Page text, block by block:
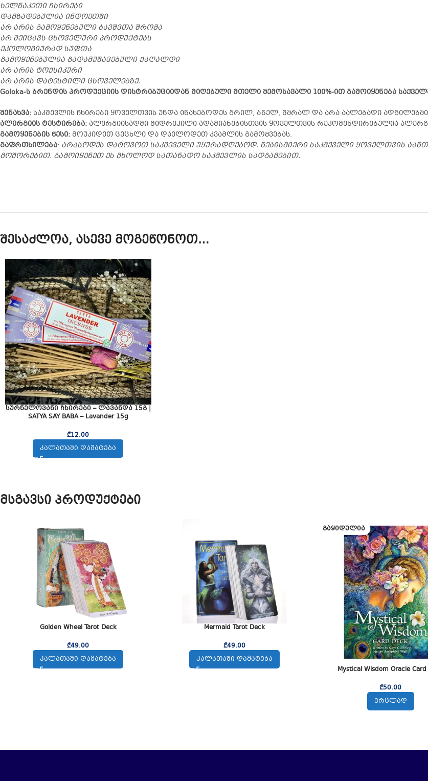
ხელნაკეთი ჩხირები
დამზადებულია ინდოეთში
არ არის გამოყენებული ბავშვთა შრომა
არ შეიცავს ცხოველური პროდუქტებს
ეკოლოგიურად სუფთა
გამოყენებულია გადამუშავებული ქაღალდი
არ არის ტოქსიკური
არ არის დატესტილი ცხოველებზე.
Goloka-ს ბრენდის პროდუქციის დისტრიბუციიდან მიღებული მთელი შემოსავალი 100%-ით გამოიყენება
შენახვა: საკმევლის ჩხირები ყოველთვის უნდა ინახებოდეს გრილ, ბნელ, მშრალ და არა აალებადი
ალერგიის ტესტირება: ალერგიისადმი მიდრეკილი ადამიანებისთვის ყოველთვის რეკომენდირებულია
გამოყენების წესი: მოუკიდეთ ცეცხლი და დაელოდეთ კვამლის გამოშვებას.
გაფრთხილება: არასოდეს დატოვოთ საკმეველი უყურადღებოდ. ნებისმიერი საკმეველი ყოველთვის
მოშორებით. გამოიყენეთ ეს მხოლოდ სათანადო საკმევლის სადგამებით.
შესაძლოა, ასევე მოგეწონოთ…
სურნელოვანი ჩხირები – ლავანდა 15გ |
SATYA SAY BABA – Lavander 15g
₾12.00
ᲙᲐᲚᲐᲗᲐᲨᲘ ᲓᲐᲛᲐᲢᲔᲑᲐ
მსგავსი პროდუქტები
Golden Wheel Tarot Deck
₾49.00
ᲙᲐᲚᲐᲗᲐᲨᲘ ᲓᲐᲛᲐᲢᲔᲑᲐ
Mermaid Tarot Deck
₾49.00
ᲙᲐᲚᲐᲗᲐᲨᲘ ᲓᲐᲛᲐᲢᲔᲑᲐ
ᲒᲐᲧᲘᲓᲣᲚᲘᲐ
Mystical Wisdom Oracle
₾50.00
ᲕᲠᲪᲚᲐᲓ